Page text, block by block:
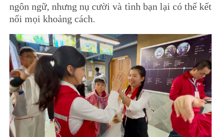
ngôn ngữ, nhưng nụ cười và tình bạn lại có thể kết
nối mọi khoảng cách.